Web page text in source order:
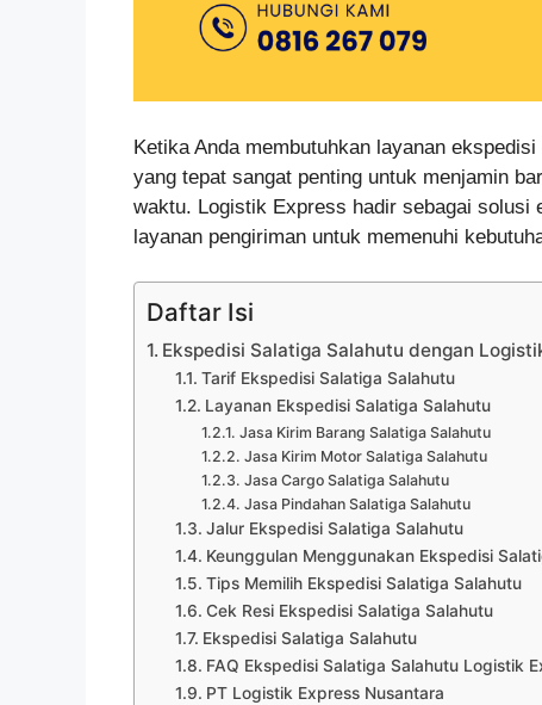
Ketika Anda membutuhkan layanan
yang tepat sangat penting untuk menjamin
waktu. Logistik Express hadir sebagai solusi
layanan pengiriman untuk memenuhi
Daftar Isi
Ekspedisi Salatiga Salahutu dengan
Tarif Ekspedisi Salatiga Salahutu
Layanan Ekspedisi Salatiga Salahutu
Jasa Kirim Barang Salatiga Salahutu
Jasa Kirim Motor Salatiga Salahutu
Jasa Cargo Salatiga Salahutu
Jasa Pindahan Salatiga Salahutu
Jalur Ekspedisi Salatiga Salahutu
Keunggulan Menggunakan Ekspedisi
Tips Memilih Ekspedisi Salatiga Salahutu
Cek Resi Ekspedisi Salatiga Salahutu
Ekspedisi Salatiga Salahutu
FAQ Ekspedisi Salatiga Salahutu Logistik
PT Logistik Express Nusantara